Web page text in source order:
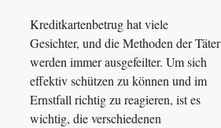
Kreditkartenbetrug hat viele
Gesichter, und die Methoden der Täter
werden immer ausgefeilter. Um sich
effektiv schützen zu können und im
Ernstfall richtig zu reagieren, ist es
wichtig, die verschiedenen